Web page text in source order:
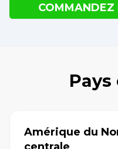
COMMANDEZ
Amérique du
centrale